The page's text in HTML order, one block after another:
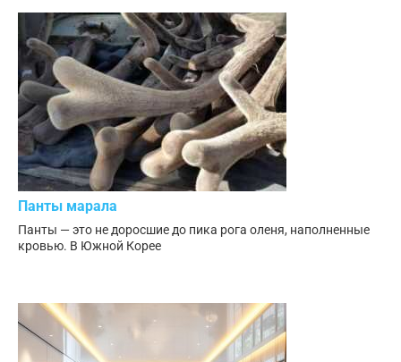
Панты марала
Панты — это не доросшие до пика рога оленя, наполненные
кровью. В Южной Корее